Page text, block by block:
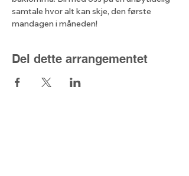
samtale hvor alt kan skje, den første
mandagen i måneden!
Del dette arrangementet